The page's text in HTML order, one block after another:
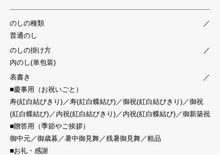
のしの種類
／
普通のし
のしの掛け方
／
内のし(単包装)
表書き
／
■慶事用（お祝いごと）
寿(紅白結びきり)／寿(紅白蝶結び)／御祝(紅白結びきり)／御祝
(紅白蝶結び)／内祝(紅白結びきり)／内祝(紅白蝶結び)／御新築祝
■贈答用（季節やご挨拶）
御中元／御歳暮／暑中御見舞／残暑御見舞／粗品
■お礼・感謝